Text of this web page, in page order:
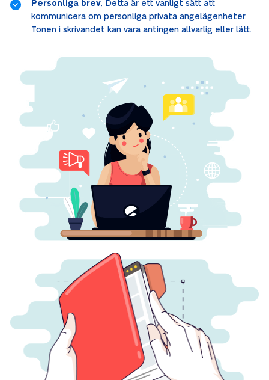
Personliga brev. Detta är ett vanligt sätt att
kommunicera om personliga privata angelägenheter.
Tonen i skrivandet kan vara antingen allvarlig eller lätt.